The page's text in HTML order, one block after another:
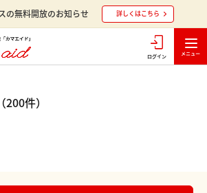
の無料開放のお知らせ 詳しくはこちら
ログイン
200件）